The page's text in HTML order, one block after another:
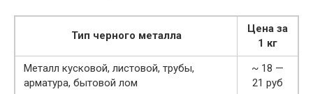
Тип черного металла
Цена за
1 кг
Металл кусковой, листовой, трубы,
арматура, бытовой лом
~ 18 —
21 руб